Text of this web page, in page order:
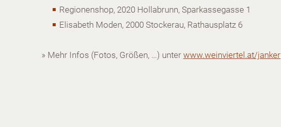
Regionenshop, 2020 Hollabrunn, Sparkassegasse 1
Elisabeth Moden, 2000 Stockerau, Rathausplatz 6
» Mehr Infos (Fotos, Größen, …) unter www.weinviertel.at/janker